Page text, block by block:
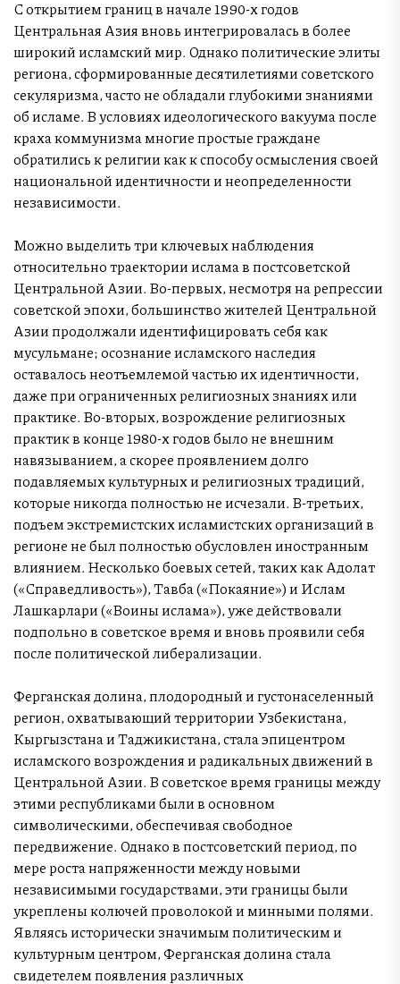
С открытием границ в начале 1990-х годов
Центральная Азия вновь интегрировалась в более
широкий исламский мир. Однако политические элиты
региона, сформированные десятилетиями советского
секуляризма, часто не обладали глубокими знаниями
об исламе. В условиях идеологического вакуума после
краха коммунизма многие простые граждане
обратились к религии как к способу осмысления своей
национальной идентичности и неопределенности
независимости.
Можно выделить три ключевых наблюдения
относительно траектории ислама в постсоветской
Центральной Азии. Во-первых, несмотря на репрессии
советской эпохи, большинство жителей Центральной
Азии продолжали идентифицировать себя как
мусульмане; осознание исламского наследия
оставалось неотъемлемой частью их идентичности,
даже при ограниченных религиозных знаниях или
практике. Во-вторых, возрождение религиозных
практик в конце 1980-х годов было не внешним
навязыванием, а скорее проявлением долго
подавляемых культурных и религиозных традиций,
которые никогда полностью не исчезали. В-третьих,
подъем экстремистских исламистских организаций в
регионе не был полностью обусловлен иностранным
влиянием. Несколько боевых сетей, таких как Адолат
(«Справедливость»), Тавба («Покаяние») и Ислам
Лашкарлари («Воины ислама»), уже действовали
подпольно в советское время и вновь проявили себя
после политической либерализации.
Ферганская долина, плодородный и густонаселенный
регион, охватывающий территории Узбекистана,
Кыргызстана и Таджикистана, стала эпицентром
исламского возрождения и радикальных движений в
Центральной Азии. В советское время границы между
этими республиками были в основном
символическими, обеспечивая свободное
передвижение. Однако в постсоветский период, по
мере роста напряженности между новыми
независимыми государствами, эти границы были
укреплены колючей проволокой и минными полями.
Являясь исторически значимым политическим и
культурным центром, Ферганская долина стала
свидетелем появления различных